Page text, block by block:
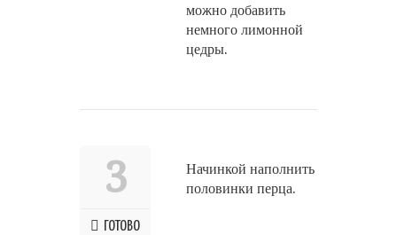
можно добавить
немного лимонной
цедры.
3
ГОТОВО
Начинкой наполнить
половинки перца.